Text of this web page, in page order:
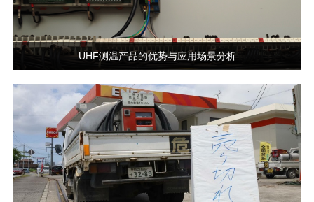
UHF测温产品的优势与应用场景分析